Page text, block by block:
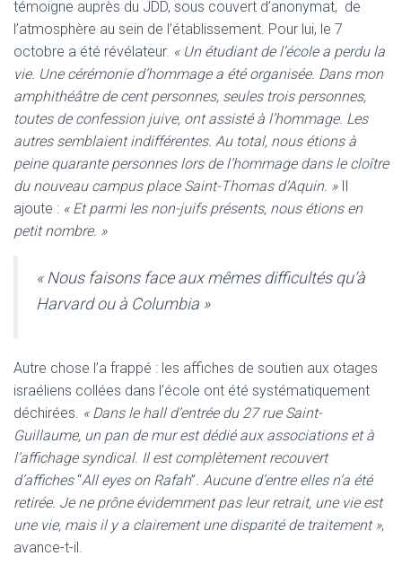
témoigne auprès du JDD, sous couvert d’anonymat, de
l’atmosphère au sein de l’établissement. Pour lui, le 7
octobre a été révélateur. « Un étudiant de l’école a perdu la
vie. Une cérémonie d’hommage a été organisée. Dans mon
amphithéâtre de cent personnes, seules trois personnes,
toutes de confession juive, ont assisté à l’hommage. Les
autres semblaient indifférentes. Au total, nous étions à
peine quarante personnes lors de l’hommage dans le cloître
du nouveau campus place Saint-Thomas d’Aquin. »Il
ajoute : « Et parmi les non-juifs présents, nous étions en
petit nombre. »
« Nous faisons face aux mêmes difficultés qu’à
Harvard ou à Columbia »
Autre chose l’a frappé : les affiches de soutien aux otages
israéliens collées dans l’école ont été systématiquement
déchirées. « Dans le hall d’entrée du 27 rue Saint-
Guillaume, un pan de mur est dédié aux associations et à
l’affichage syndical. Il est complètement recouvert
d’affiches “All eyes on Rafah” . Aucune d’entre elles n’a été
retirée. Je ne prône évidemment pas leur retrait, une vie est
une vie, mais il y a clairement une disparité de traitement »,
avance-t-il.